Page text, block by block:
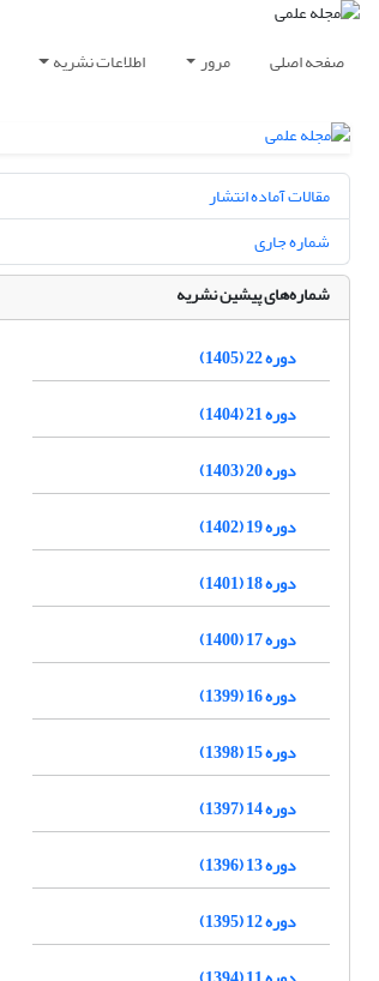
صفحه اصلی مرور اطلاعات نشریه
مقالات آماده انتشار
شماره جاری
شماره‌های پیشین نشریه
دوره 22 (1405)
دوره 21 (1404)
دوره 20 (1403)
دوره 19 (1402)
دوره 18 (1401)
دوره 17 (1400)
دوره 16 (1399)
دوره 15 (1398)
دوره 14 (1397)
دوره 13 (1396)
دوره 12 (1395)